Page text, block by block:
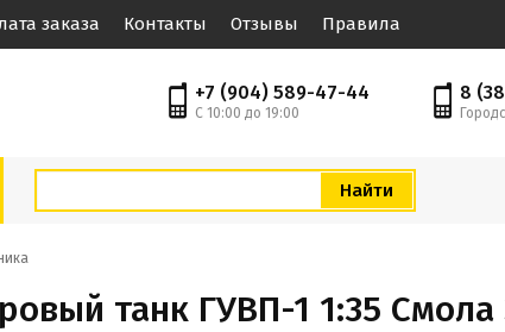
заказа Контакты Отзывы Правила
+7 (904) 589-47-44
С 10:00 до 19:00
8
танк ГУВП-1 1:35 Смола